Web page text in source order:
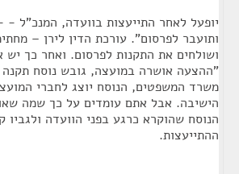
יופעל לאחר התייעצות בוועדה, המנכ"ל
ותועבר לפרסום". עורכת הדין לירן –
ושולחים את התקנות לפרסום. ואחר כך יש
"ההצעה אושרה במועצה, גובש נוסח
משרד המשפטים, הנוסח יוצג לחברי
הישיבה. אבל אתם עומדים על כך שמה
הנוסח שהוקרא כרגע בפני הוועדה ולגביו
ההתייעצות.